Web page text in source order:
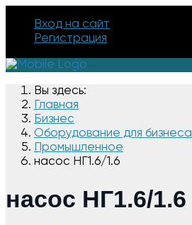
Вход на сайт
Регистрация
Вы здесь:
Главная
Бизнес
Оборудование для бизнеса
Промышленное
насос НГ1.6/1.6
насос НГ1.6/1.6